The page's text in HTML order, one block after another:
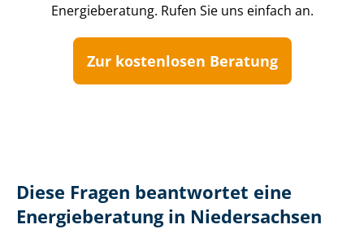
Energieberatung. Rufen Sie uns einfach an.
Zur kostenlosen Beratung
Diese Fragen beantwortet eine
Energieberatung in Niedersachsen